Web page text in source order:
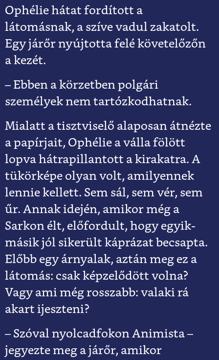
Ophélie hátat fordított a
látomásnak, a szíve vadul zakatolt.
Egy járőr nyújtotta felé követelőzőn
a kezét.
– Ebben a körzetben polgári
személyek nem tartózkodhatnak.
Mialatt a tisztviselő alaposan átnézte
a papírjait, Ophélie a válla fölött
lopva hátrapillantott a kirakatra. A
tükörképe olyan volt, amilyennek
lennie kellett. Sem sál, sem vér, sem
űr. Annak idején, amikor még a
Sarkon élt, előfordult, hogy egyik-
másik jól sikerült káprázat becsapta.
Előbb egy árnyalak, aztán meg ez a
látomás: csak képzelődött volna?
Vagy ami még rosszabb: valaki rá
akart ijeszteni?
– Szóval nyolcadfokon Animista –
jegyezte meg a járőr, amikor